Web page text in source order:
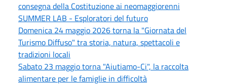
consegna della Costituzione ai neomaggiorenni
SUMMER LAB - Esploratori del futuro
Domenica 24 maggio 2026 torna la "Giornata del
Turismo Diffuso" tra storia, natura, spettacoli e
tradizioni locali
Sabato 23 maggio torna "Aiutiamo-Ci", la raccolta
alimentare per le famiglie in difficoltà